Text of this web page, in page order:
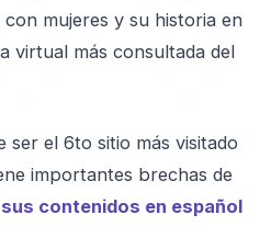
mujeres y su historia en
virtual más consultada del
ser el 6to sitio más visitado
importantes brechas de
contenidos en español